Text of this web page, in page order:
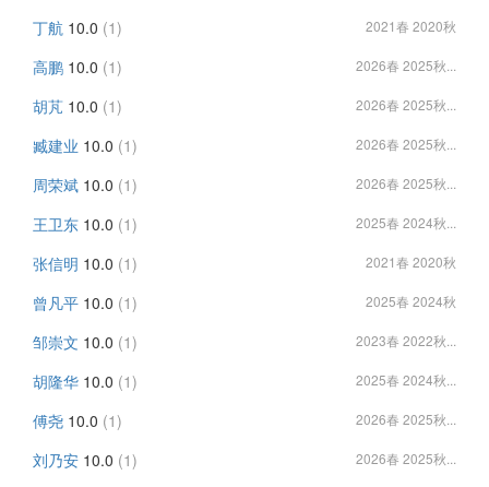
丁航 10.0 (1) 2021春 2020秋
高鹏 10.0 (1) 2026春 2025秋...
胡芃 10.0 (1) 2026春 2025秋...
臧建业 10.0 (1) 2026春 2025秋...
周荣斌 10.0 (1) 2026春 2025秋...
王卫东 10.0 (1) 2025春 2024秋...
张信明 10.0 (1) 2021春 2020秋
曾凡平 10.0 (1) 2025春 2024秋
邹崇文 10.0 (1) 2023春 2022秋...
胡隆华 10.0 (1) 2025春 2024秋...
傅尧 10.0 (1) 2026春 2025秋...
刘乃安 10.0 (1) 2026春 2025秋...